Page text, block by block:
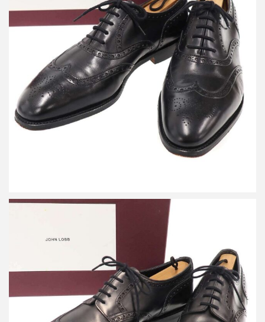
ジョン ロブ Stowey ストーウェイ ウィングチップレザーシューズ
買取金額40,000円
詳しく見る
ジョン ロブ Hayle ヘイル ウィングチップレザーシューズ
買取金額45,000円